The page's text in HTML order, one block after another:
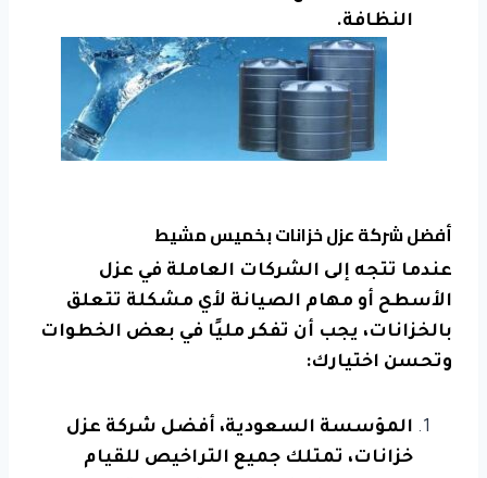
النظافة.
أفضل شركة عزل خزانات بخميس مشيط
عندما تتجه إلى الشركات العاملة في عزل
الأسطح أو مهام الصيانة لأي مشكلة تتعلق
بالخزانات، يجب أن تفكر مليًا في بعض الخطوات
وتحسن اختيارك:
المؤسسة السعودية، أفضل شركة عزل
خزانات، تمتلك جميع التراخيص للقيام